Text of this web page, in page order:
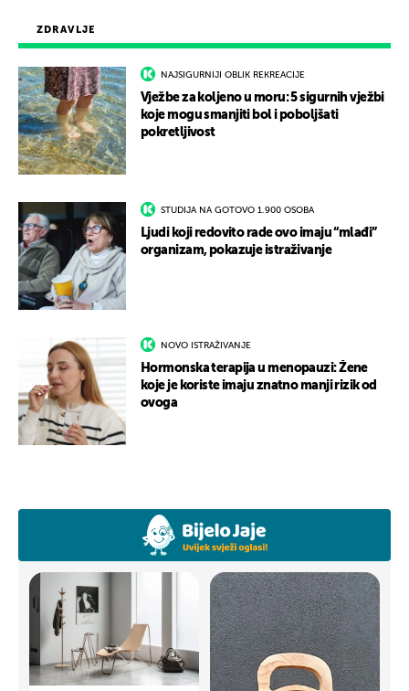
ZDRAVLJE
NAJSIGURNIJI OBLIK REKREACIJE
Vježbe za koljeno u moru: 5 sigurnih vježbi
koje mogu smanjiti bol i poboljšati
pokretljivost
STUDIJA NA GOTOVO 1.900 OSOBA
Ljudi koji redovito rade ovo imaju “mlađi”
organizam, pokazuje istraživanje
NOVO ISTRAŽIVANJE
Hormonska terapija u menopauzi: Žene
koje je koriste imaju znatno manji rizik od
ovoga